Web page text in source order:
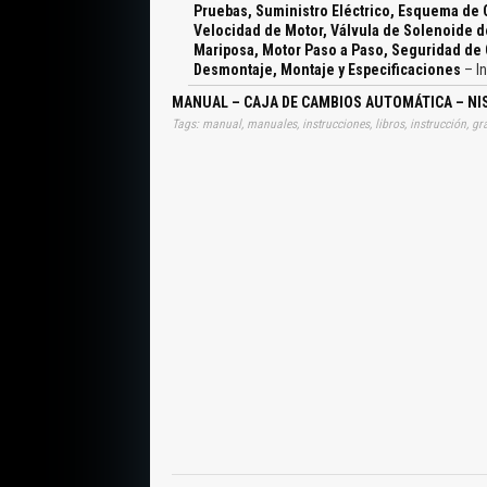
Comprobación de Perdidas de Fluido,
la Prueba de Calado, Procedimiento de Prueba
la CVT, Prueba en Carretera, Conector de
Terminales del Conector de la Instalación del
Esquema de Conexiones CVT MAIN,
Procedimiento de Confirmación del Código
Resistor de Caída, Tubería de Llenado de
Pruebas, Suministro Eléctrico, Esquema
Velocidad de Motor, Válvula de Solenoide
Mariposa, Motor Paso a Paso, Seguridad de
Desmontaje, Montaje y Especificaciones –
MANUAL – CAJA DE CAMBIOS AUTOMÁTICA –